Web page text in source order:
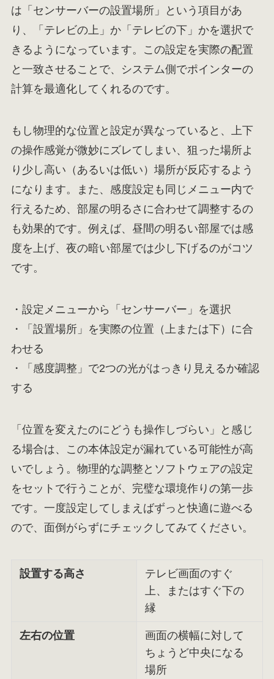
は「センサーバーの設置場所」という項目があ
り、「テレビの上」か「テレビの下」かを選択で
きるようになっています。この設定を実際の配置
と一致させることで、システム側でポインターの
計算を最適化してくれるのです。
もし物理的な位置と設定が異なっていると、上下
の操作感覚が微妙にズレてしまい、狙った場所よ
り少し高い（あるいは低い）場所が反応するよう
になります。また、感度設定も同じメニュー内で
行えるため、部屋の明るさに合わせて調整するの
も効果的です。例えば、昼間の明るい部屋では感
度を上げ、夜の暗い部屋では少し下げるのがコツ
です。
・設定メニューから「センサーバー」を選択
・「設置場所」を実際の位置（上または下）に合
わせる
・「感度調整」で2つの光がはっきり見えるか確認
する
「位置を変えたのにどうも操作しづらい」と感じ
る場合は、この本体設定が漏れている可能性が高
いでしょう。物理的な調整とソフトウェアの設定
をセットで行うことが、完璧な環境作りの第一歩
です。一度設定してしまえばずっと快適に遊べる
ので、面倒がらずにチェックしてみてください。
設置する高さ
テレビ画面のすぐ
上、またはすぐ下の
縁
左右の位置
画面の横幅に対して
ちょうど中央になる
場所